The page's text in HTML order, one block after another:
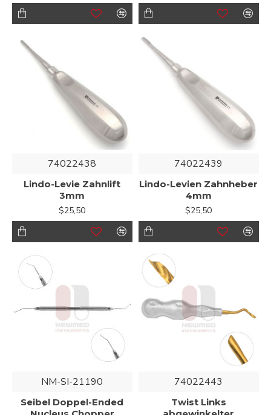
74022438
Lindo-Levie Zahnlift
3mm
$25,50
74022439
Lindo-Levien Zahnheber
4mm
$25,50
NM-SI-21190
Seibel Doppel-Ended
74022443
Twist Links